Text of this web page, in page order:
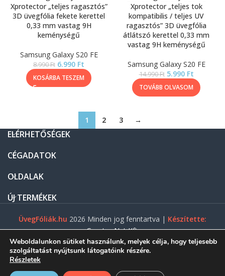
Xprotector „teljes ragasztós”
3D üvegfólia fekete kerettel
0,33 mm vastag 9H
keménységű
Samsung Galaxy S20 FE
8.990Ft 6.990 Ft
KOSÁRBA TESZEM
Xprotector „teljes tok
kompatibilis / teljes UV
ragasztós” 3D üvegfólia
átlátszó kerettel 0,33 mm
vastag 9H keménységű
Samsung Galaxy S20 FE
14.990Ft 5.990 Ft
TOVÁBB OLVASOM
1 2 3 →
ELÉRHETŐSÉGEK
CÉGADATOK
OLDALAK
ÚJ TERMÉKEK
ÜvegFóliák.hu 2026 Minden jog fenntartva | Készítette:
Gasztro Net Kft.
Weboldalunkon sütiket használunk, melyek célja, hogy teljesebb
szolgáltatást nyújtsunk látogatóink részére.
Részletek